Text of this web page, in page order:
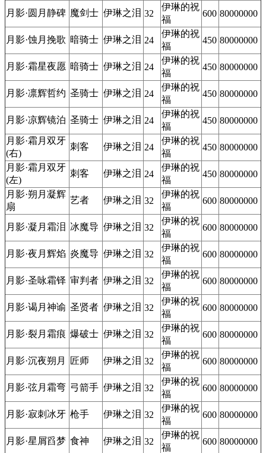
月影·圆月静碑 魔剑士 伊琳之泪 32
伊琳的祝
福
600 80000000
月影·蚀月挽歌 暗骑士 伊琳之泪 24
伊琳的祝
福
450 80000000
月影·霜星夜愿 暗骑士 伊琳之泪 24
伊琳的祝
福
450 80000000
月影·凛辉哲约 圣骑士 伊琳之泪 24
伊琳的祝
福
450 80000000
月影·凉辉镜泊 圣骑士 伊琳之泪 24
伊琳的祝
福
450 80000000
月影·霜月双牙
(右)
刺客 伊琳之泪 24
伊琳的祝
福
450 80000000
月影·霜月双牙
(左)
刺客 伊琳之泪 24
伊琳的祝
福
450 80000000
月影·朔月凝辉
扇
艺者 伊琳之泪 32
伊琳的祝
福
600 80000000
月影·凝月霜泪 冰魔导 伊琳之泪 32
伊琳的祝
福
600 80000000
月影·夜月辉焰 炎魔导 伊琳之泪 32
伊琳的祝
福
600 80000000
月影·圣咏霜铎 审判者 伊琳之泪 32
伊琳的祝
福
600 80000000
月影·谒月神谕 圣贤者 伊琳之泪 32
伊琳的祝
福
600 80000000
月影·裂月霜痕 爆破士 伊琳之泪 32
伊琳的祝
福
600 80000000
月影·沉夜朔月 匠师 伊琳之泪 32
伊琳的祝
福
600 80000000
月影·弦月霜弯 弓箭手 伊琳之泪 32
伊琳的祝
福
600 80000000
月影·寂刺冰牙 枪手 伊琳之泪 32
伊琳的祝
福
600 80000000
月影·星屑舀梦 食神 伊琳之泪 32
伊琳的祝
福
600 80000000